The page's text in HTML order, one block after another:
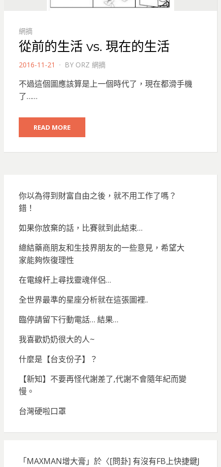
網摘
從前的生活 vs. 現在的生活
POSTED
2016-11-21 BY ORZ 網摘
不過這個圖應該算是上一個時代了，現在都滑手機
了……
READ MORE
你以為得到財富自由之後，就不用工作了嗎？
錯！
如果你放棄的話，比賽就到此結束…
總結藥商朋友和生技界朋友的一些意見，希望大
家能夠恢復理性
在電線杆上尋找靈魂伴侶…
全世界最準的星座分析就在這張圖裡..
臨停請留下行動電話… 結果…
我喜歡奶奶很大的人~
什麼是【台支份子】？
【新知】不要再怪代謝差了,代謝不會隨年紀而變
慢。
台灣硬啦口罩
「MAXMAN增大膏 」於〈[問卦] 有沒有FB上快捷鍵J